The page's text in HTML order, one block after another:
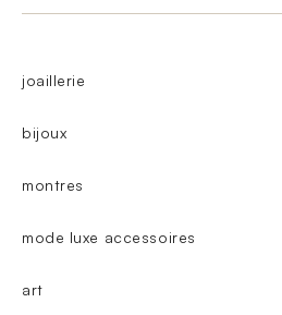
joaillerie
bijoux
montres
mode luxe accessoires
art